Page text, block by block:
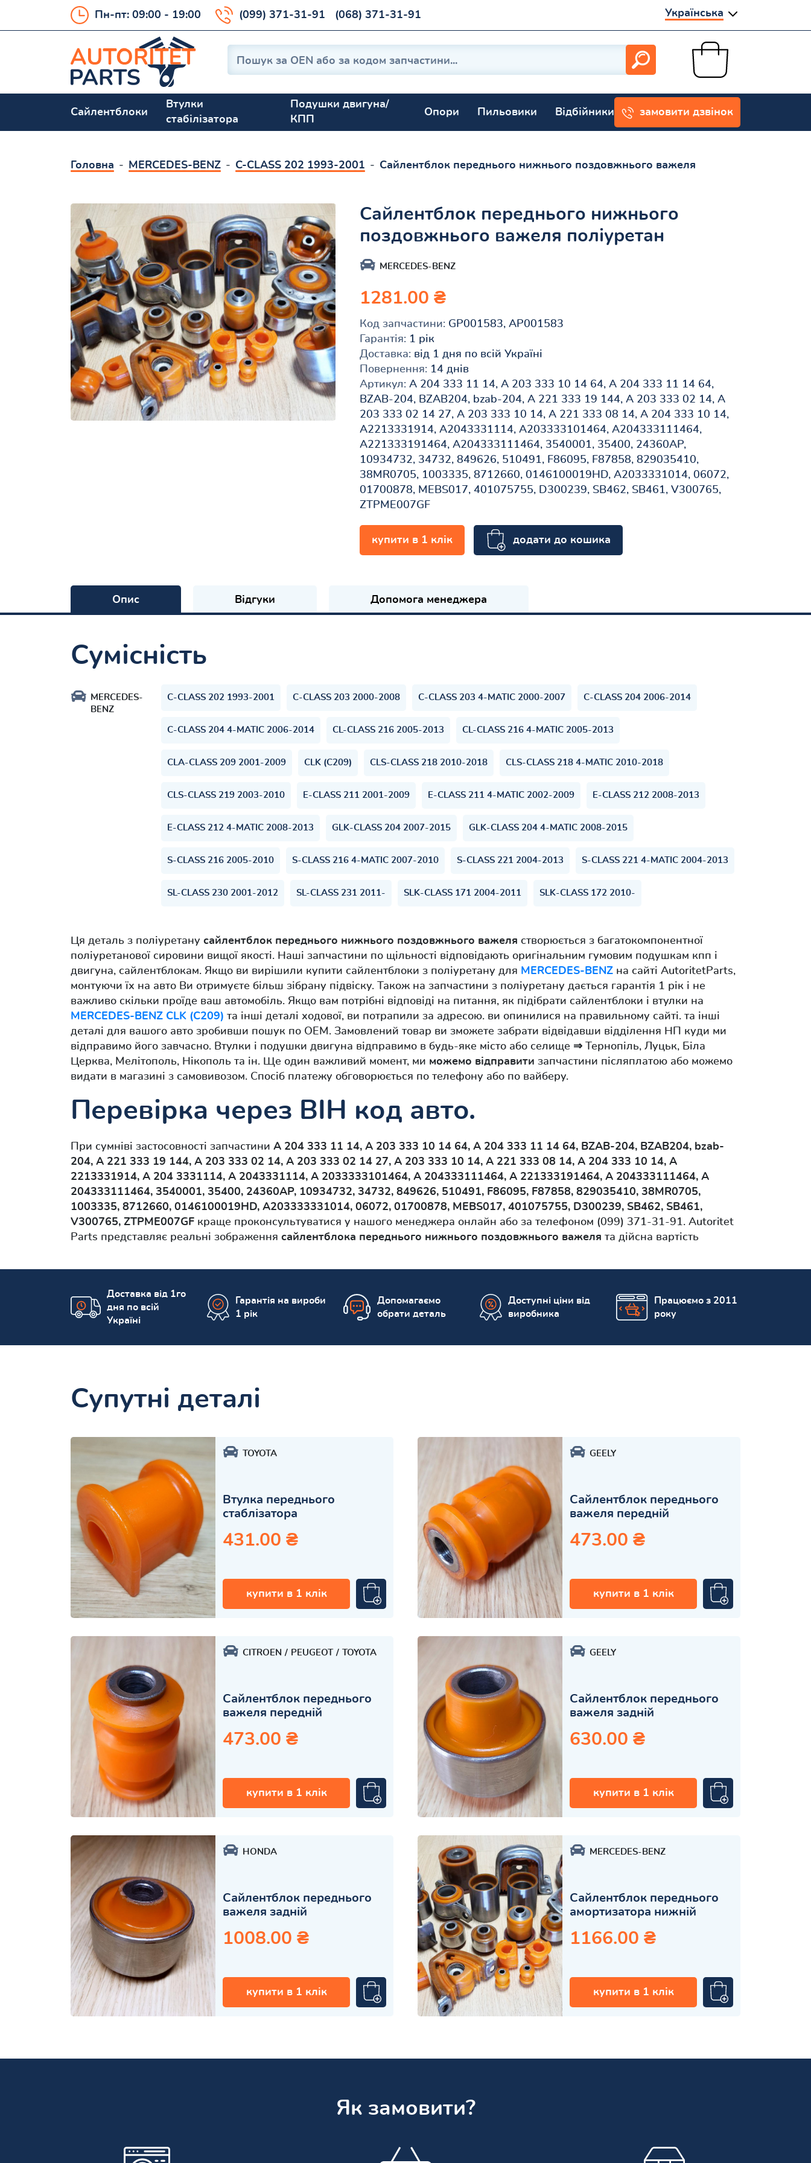
Пн-пт: 09:00 - 19:00 (099) 371-31-91 (068) 371-31-91 Українська
Сайлентблоки
Втулки
стабілізатора
Подушки двигуна/
КПП
Опори Пильовики Відбійники замовити дзвінок
Головна MERCEDES-BENZ C-CLASS 202 1993-2001 Сайлентблок переднього нижнього поздовжнього важеля
Сайлентблок переднього нижнього
поздовжнього важеля поліуретан
MERCEDES-BENZ
1281.00 ₴
Код запчастини: GP001583, AP001583
Гарантія: 1 рік
Доставка: від 1 дня по всій Україні
Повернення: 14 днів
Артикул: A 204 333 11 14, A 203 333 10 14 64, A 204 333 11 14 64,
BZAB-204, BZAB204, bzab-204, A 221 333 19 144, A 203 333 02 14, A
203 333 02 14 27, A 203 333 10 14, A 221 333 08 14, A 204 333 10 14,
A2213331914, A2043331114, A203333101464, A204333111464,
A221333191464, A204333111464, 3540001, 35400, 24360AP,
10934732, 34732, 849626, 510491, F86095, F87858, 829035410,
38MR0705, 1003335, 8712660, 0146100019HD, A2033331014, 06072,
01700878, MEBS017, 401075755, D300239, SB462, SB461, V300765,
ZTPME007GF
купити в 1 клік додати до кошика
Опис Відгуки Допомога менеджера
Сумісність
MERCEDES-
BENZ
C-CLASS 202 1993-2001 C-CLASS 203 2000-2008 C-CLASS 203 4-MATIC 2000-2007 C-CLASS 204 2006-2014
C-CLASS 204 4-MATIC 2006-2014 CL-CLASS 216 2005-2013 CL-CLASS 216 4-MATIC 2005-2013
CLA-CLASS 209 2001-2009 CLK (C209) CLS-CLASS 218 2010-2018 CLS-CLASS 218 4-MATIC 2010-2018
CLS-CLASS 219 2003-2010 E-CLASS 211 2001-2009 E-CLASS 211 4-MATIC 2002-2009 E-CLASS 212 2008-2013
E-CLASS 212 4-MATIC 2008-2013 GLK-CLASS 204 2007-2015 GLK-CLASS 204 4-MATIC 2008-2015
S-CLASS 216 2005-2010 S-CLASS 216 4-MATIC 2007-2010 S-CLASS 221 2004-2013 S-CLASS 221 4-MATIC 2004-2013
SL-CLASS 230 2001-2012 SL-CLASS 231 2011- SLK-CLASS 171 2004-2011 SLK-CLASS 172 2010-
Ця деталь з поліуретану сайлентблок переднього нижнього поздовжнього важеля створюється з багатокомпонентної
поліуретанової сировини вищої якості. Наші запчастини по щільності відповідають оригінальним гумовим подушкам кпп і
двигуна, сайлентблокам. Якщо ви вирішили купити сайлентблоки з поліуретану для MERCEDES-BENZ на сайті AutoritetParts,
монтуючи їх на авто Ви отримуєте більш зібрану підвіску. Також на запчастини з поліуретану дається гарантія 1 рік і не
важливо скільки проїде ваш автомобіль. Якщо вам потрібні відповіді на питання, як підібрати сайлентблоки і втулки на
MERCEDES-BENZ CLK (C209) та інші деталі ходової, ви потрапили за адресою. ви опинилися на правильному сайті. та інші
деталі для вашого авто зробивши пошук по OEM. Замовлений товар ви зможете забрати відвідавши відділення НП куди ми
відправимо його завчасно. Втулки і подушки двигуна відправимо в будь-яке місто або селище ⇒ Тернопіль, Луцьк, Біла
Церква, Мелітополь, Нікополь та ін. Ще один важливий момент, ми можемо відправити запчастини післяплатою або можемо
видати в магазині з самовивозом. Спосіб платежу обговорюється по телефону або по вайберу.
Перевірка через ВІН код авто.
При сумніві застосовності запчастини A 204 333 11 14, A 203 333 10 14 64, A 204 333 11 14 64, BZAB-204, BZAB204, bzab-
204, A 221 333 19 144, A 203 333 02 14, A 203 333 02 14 27, A 203 333 10 14, A 221 333 08 14, A 204 333 10 14, A
2213331914, A 204 3331114, A 2043331114, A 2033333101464, A 204333111464, A 221333191464, A 204333111464, A
204333111464, 3540001, 35400, 24360AP, 10934732, 34732, 849626, 510491, F86095, F87858, 829035410, 38MR0705,
1003335, 8712660, 0146100019HD, A203333331014, 06072, 01700878, MEBS017, 401075755, D300239, SB462, SB461,
V300765, ZTPME007GF краще проконсультуватися у нашого менеджера онлайн або за телефоном (099) 371-31-91. Autoritet
Parts представляє реальні зображення сайлентблока переднього нижнього поздовжнього важеля та дійсна вартість
Доставка від 1го
дня по всій
Україні
Гарантія на вироби
1 рік
Допомагаємо
обрати деталь
Доступні ціни від
виробника
Працюємо з 2011
року
Супутні деталі
TOYOTA
Втулка переднього
стаблізатора
431.00 ₴
купити в 1 клік
GEELY
Сайлентблок переднього
важеля передній
473.00 ₴
купити в 1 клік
CITROEN PEUGEOT TOYOTA
Сайлентблок переднього
важеля передній
473.00 ₴
купити в 1 клік
GEELY
Сайлентблок переднього
важеля задній
630.00 ₴
купити в 1 клік
HONDA
Сайлентблок переднього
важеля задній
1008.00 ₴
купити в 1 клік
MERCEDES-BENZ
Сайлентблок переднього
амортизатора нижній
1166.00 ₴
купити в 1 клік
Як замовити?